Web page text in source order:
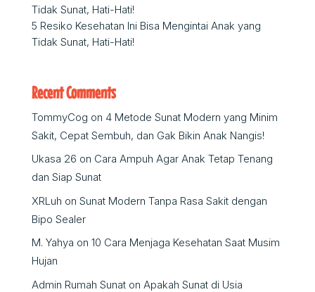
5 Resiko Kesehatan Ini Bisa Mengintai Anak yang
Tidak Sunat, Hati-Hati!
Recent Comments
TommyCog on 4 Metode Sunat Modern yang Minim
Sakit, Cepat Sembuh, dan Gak Bikin Anak Nangis!
Ukasa 26 on Cara Ampuh Agar Anak Tetap Tenang
dan Siap Sunat
XRLuh on Sunat Modern Tanpa Rasa Sakit dengan
Bipo Sealer
M. Yahya on 10 Cara Menjaga Kesehatan Saat Musim
Hujan
Admin Rumah Sunaton Apakah Sunat di Usia